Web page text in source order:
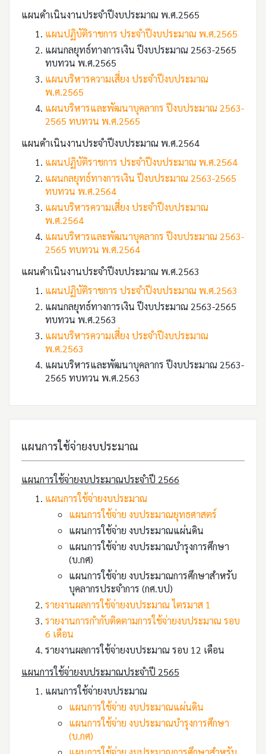
แผนดำเนินงานประจำปีงบประมาณ พ.ศ.2565
แผนปฏิบัติราชการ ประจำปีงบประมาณ พ.ศ.2565
แผนกลยุทธ์ทางการเงิน ปีงบประมาณ 2563-2565
ทบทวน พ.ศ.2565
แผนบริหารความเสี่ยง ประจำปีงบประมาณ
พ.ศ.2565
แผนบริหารและพัฒนาบุคลากร ปีงบประมาณ 2563-
2565 ทบทวน พ.ศ.2565
แผนดำเนินงานประจำปีงบประมาณ พ.ศ.2564
แผนปฏิบัติราชการ ประจำปีงบประมาณ พ.ศ.2564
แผนกลยุทธ์ทางการเงิน ปีงบประมาณ 2563-2565
ทบทวน พ.ศ.2564
แผนบริหารความเสี่ยง ประจำปีงบประมาณ
พ.ศ.2564
แผนบริหารและพัฒนาบุคลากร ปีงบประมาณ 2563-
2565 ทบทวน พ.ศ.2564
แผนดำเนินงานประจำปีงบประมาณ พ.ศ.2563
แผนปฏิบัติราชการ ประจำปีงบประมาณ พ.ศ.2563
แผนกลยุทธ์ทางการเงิน ปีงบประมาณ 2563-2565
ทบทวน พ.ศ.2563
แผนบริหารความเสี่ยง ประจำปีงบประมาณ
พ.ศ.2563
แผนบริหารและพัฒนาบุคลากร ปีงบประมาณ 2563-
2565 ทบทวน พ.ศ.2563
แผนการใช้จ่ายงบประมาณ
แผนการใช้จ่ายงบประมาณประจำปี 2566
แผนการใช้จ่ายงบประมาณ
แผนการใช้จ่าย งบประมาณยุทธศาสตร์
แผนการใช้จ่าย งบประมาณแผ่นดิน
แผนการใช้จ่าย งบประมาณบำรุงการศึกษา
(บ.กศ)
แผนการใช้จ่าย งบประมาณการศึกษาสำหรับ
บุคลากรประจำการ (กศ.บป)
รายงานผลการใช้จ่ายงบประมาณ ไตรมาส 1
รายงานการกำกับติดตามการใช้จ่ายงบประมาณ รอบ
6 เดือน
รายงานผลการใช้จ่ายงบประมาณ รอบ 12 เดือน
แผนการใช้จ่ายงบประมาณประจำปี 2565
แผนการใช้จ่ายงบประมาณ
แผนการใช้จ่าย งบประมาณแผ่นดิน
แผนการใช้จ่าย งบประมาณบำรุงการศึกษา
(บ.กศ)